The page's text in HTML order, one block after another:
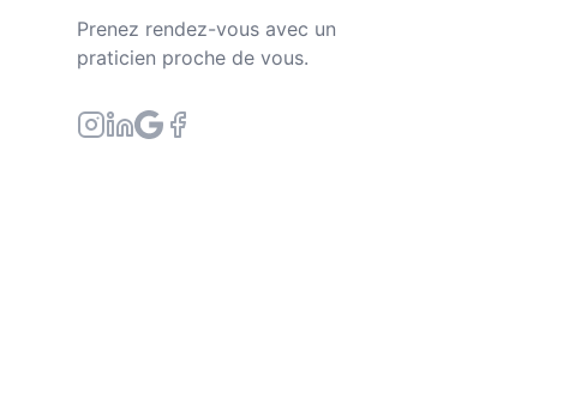
Prenez rendez-vous avec un
praticien proche de vous.